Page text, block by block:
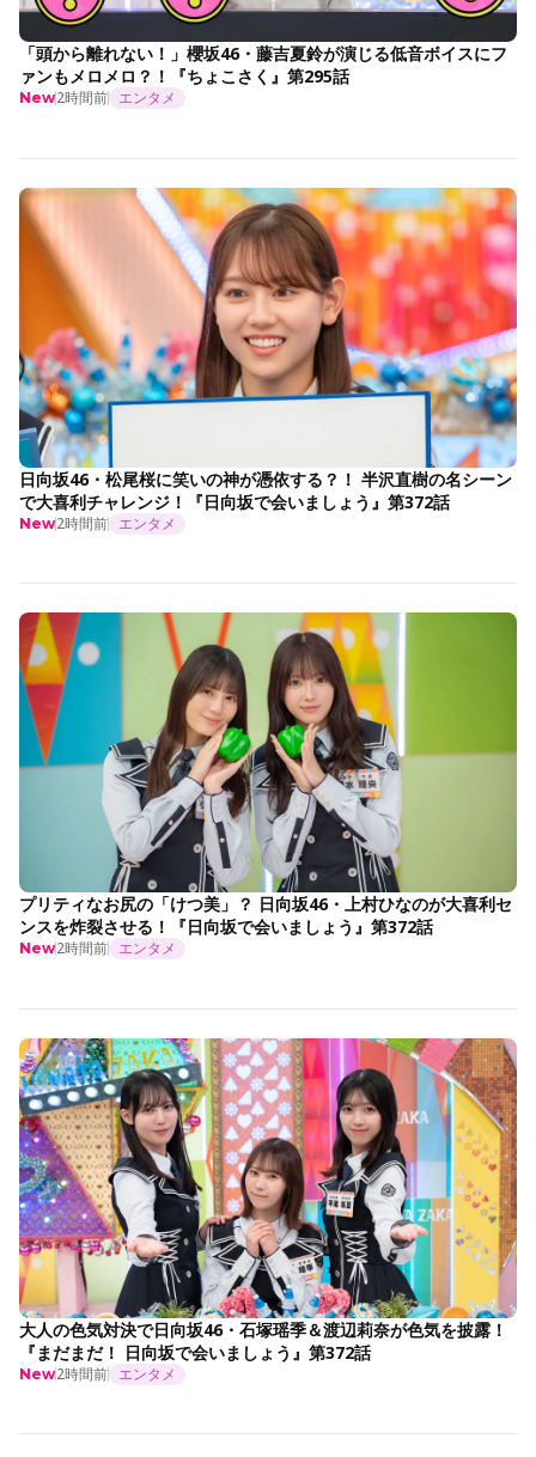
「頭から離れない！」櫻坂46・藤吉夏鈴が演じる低音ボイスにフ
ァンもメロメロ？！『ちょこさく』第295話
New2時間前 エンタメ
日向坂46・松尾桜に笑いの神が憑依する？！ 半沢直樹の名シーン
で大喜利チャレンジ！『日向坂で会いましょう』第372話
New2時間前 エンタメ
プリティなお尻の「けつ美」？ 日向坂46・上村ひなのが大喜利セ
ンスを炸裂させる！『日向坂で会いましょう』第372話
New2時間前 エンタメ
大人の色気対決で日向坂46・石塚瑶季＆渡辺莉奈が色気を披露！
『まだまだ！ 日向坂で会いましょう』第372話
New2時間前 エンタメ